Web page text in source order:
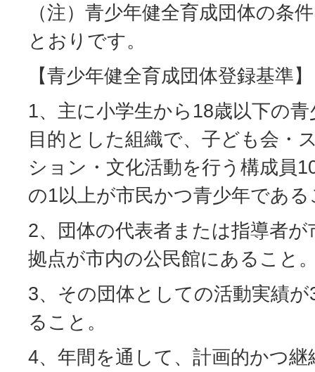
（注）青少年健全育成団体の条
とおりです。
【青少年健全育成団体登録基準】
1、主に小学生から18歳以下の
目的とした組織で、子ども会・
ション・文化活動を行う構成員
の1以上が市民かつ青少年であ
2、団体の代表者または指導者
拠点が市内の公民館にあること
3、その団体としての活動実績
ること。
4、年間を通して、計画的かつ